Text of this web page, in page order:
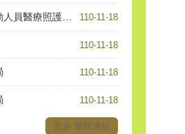
110-11-18
照護實施方案專區
110-11-18
110-11-18
110-11-18
更多 警政連結